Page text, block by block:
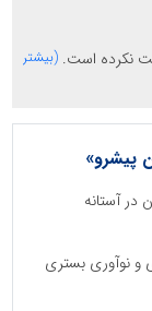
نکرده است. (بیشتر
پیشرو»
در آستانه
و نوآوری بستری